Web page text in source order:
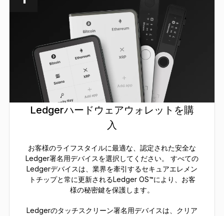
Ledgerハードウェアウォレットを購
入
お客様のライフスタイルに最適な、認定された安全な
Ledger署名用デバイスを選択してください。 すべての
Ledgerデバイスは、業界を牽引するセキュアエレメン
トチップと常に更新されるLedger OS™により、お客
様の秘密鍵を保護します。
Ledgerのタッチスクリーン署名用デバイスは、クリア